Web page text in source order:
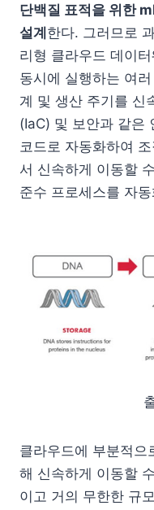
단백질 표적을 위한
설계한다. 그러므로
리형 클라우드 데이
동시에 실행하는 여
계 및 생산 주기를 신
(IaC) 및 보안과 같은
코드로 자동화하여
서 신속하게 이동할
준수 프로세스를 자
클라우드에 부분적으
해 신속하게 이동할
이고 거의 무한한 규